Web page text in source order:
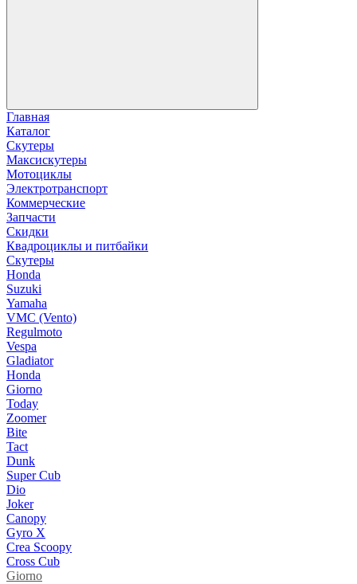
Главная
Каталог
Скутеры
Максискутеры
Мотоциклы
Электротранспорт
Коммерческие
Запчасти
Скидки
Квадроциклы и питбайки
Скутеры
Honda
Suzuki
Yamaha
VMC (Vento)
Regulmoto
Vespa
Gladiator
Honda
Giorno
Today
Zoomer
Bite
Tact
Dunk
Super Cub
Dio
Joker
Canopy
Gyro X
Crea Scoopy
Cross Cub
Giorno